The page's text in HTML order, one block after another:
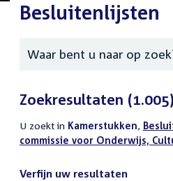
Besluitenlijsten
Zoeken
Zoekresultaten (1.005)
U zoekt in actieve
filters
Kamerstukken,
filter
commissie voor Onderwijs,
Verfijn uw resultaten